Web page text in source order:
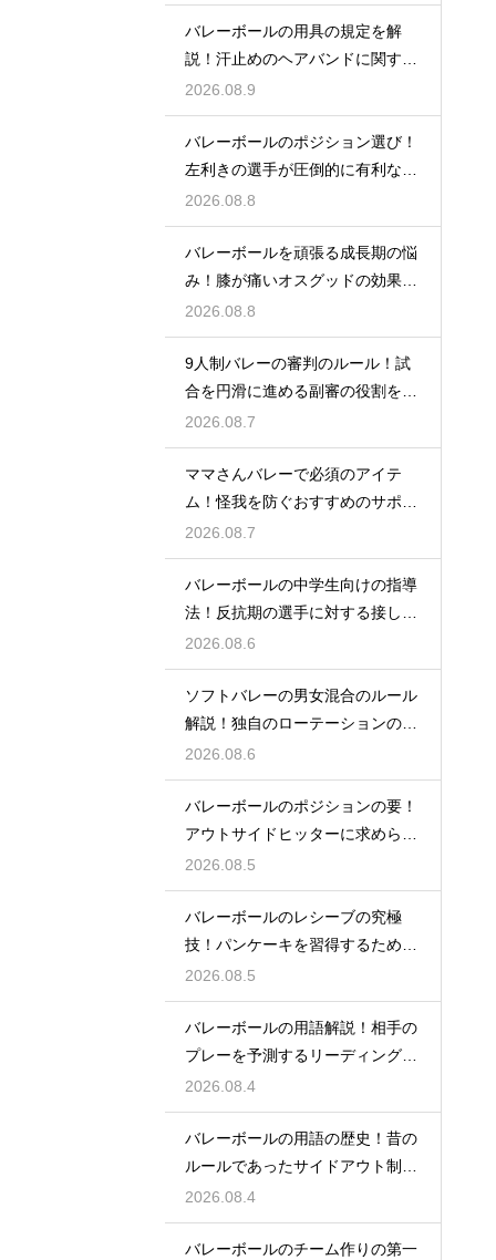
バレーボールの用具の規定を解
説！汗止めのヘアバンドに関する
ルール
2026.08.9
バレーボールのポジション選び！
左利きの選手が圧倒的に有利な場
所とは
2026.08.8
バレーボールを頑張る成長期の悩
み！膝が痛いオスグッドの効果的
な対策
2026.08.8
9人制バレーの審判のルール！試
合を円滑に進める副審の役割を解
説
2026.08.7
ママさんバレーで必須のアイテ
ム！怪我を防ぐおすすめのサポー
ター
2026.08.7
バレーボールの中学生向けの指導
法！反抗期の選手に対する接し方
のコツ
2026.08.6
ソフトバレーの男女混合のルール
解説！独自のローテーションの規
定とは
2026.08.6
バレーボールのポジションの要！
アウトサイドヒッターに求められ
る能力
2026.08.5
バレーボールのレシーブの究極
技！パンケーキを習得するための
練習方法
2026.08.5
バレーボールの用語解説！相手の
プレーを予測するリーディングと
は何か
2026.08.4
バレーボールの用語の歴史！昔の
ルールであったサイドアウト制と
は何か
2026.08.4
バレーボールのチーム作りの第一